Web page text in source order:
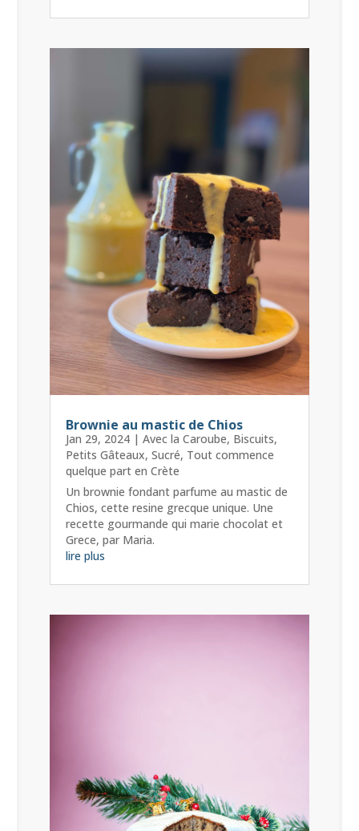
Brownie au mastic de Chios
Jan 29, 2024| Avec la Caroube, Biscuits,
Petits Gâteaux, Sucré, Tout commence
quelque part en Crète
Un brownie fondant parfume au mastic de
Chios, cette resine grecque unique. Une
recette gourmande qui marie chocolat et
Grece, par Maria.
lire plus